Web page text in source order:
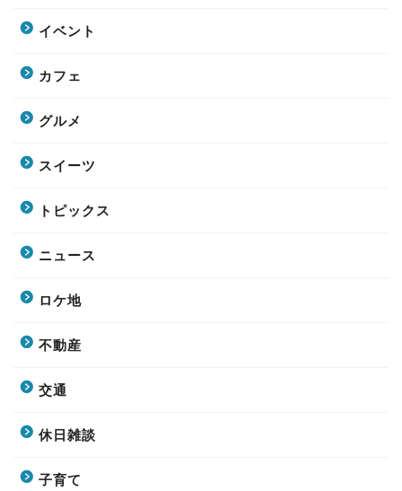
イベント
カフェ
グルメ
スイーツ
トピックス
ニュース
ロケ地
不動産
交通
休日雑談
子育て